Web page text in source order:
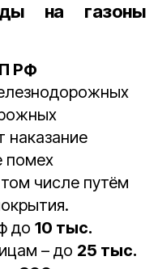
на газоны
РФ
наказание
помех
числе путём
до 10 тыс.
– до 25 тыс.